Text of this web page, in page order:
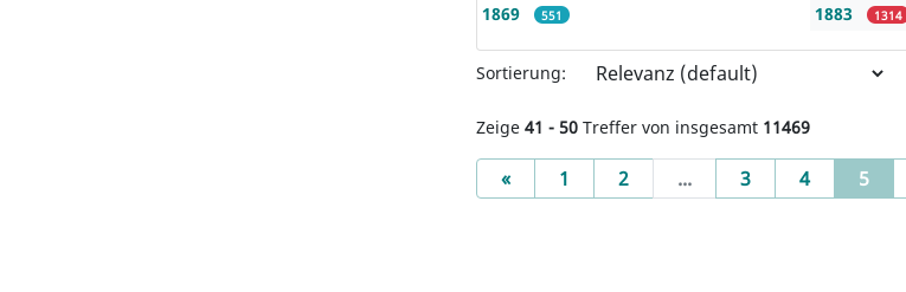
1869 551 1883 1314
Sortierung:
Zeige 41 - 50 Treffer von insgesamt 11469
«Previous
1 2 ... 3 4 5